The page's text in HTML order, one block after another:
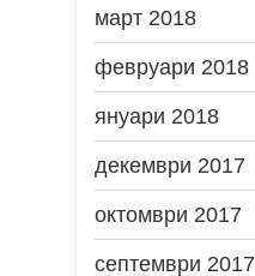
март 2018
февруари 2018
януари 2018
декември 2017
октомври 2017
септември 2017